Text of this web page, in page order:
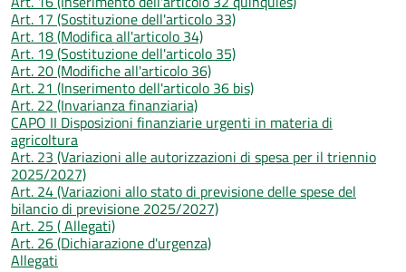
Art. 17 (Sostituzione dell'articolo 33)
Art. 18 (Modifica all'articolo 34)
Art. 19 (Sostituzione dell'articolo 35)
Art. 20 (Modifiche all'articolo 36)
Art. 21 (Inserimento dell'articolo 36 bis)
Art. 22 (Invarianza finanziaria)
CAPO II Disposizioni finanziarie urgenti in materia di
agricoltura
Art. 23 (Variazioni alle autorizzazioni di spesa per il triennio
2025/2027)
Art. 24 (Variazioni allo stato di previsione delle spese del
bilancio di previsione 2025/2027)
Art. 25 ( Allegati)
Art. 26 (Dichiarazione d'urgenza)
Allegati